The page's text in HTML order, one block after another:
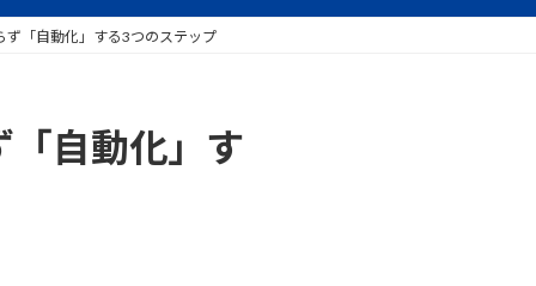
「自動化」する3つのステップ
自動化」す